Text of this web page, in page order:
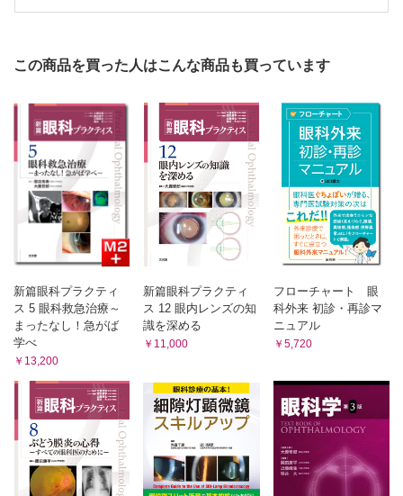
一）
眼瞼裂傷への処置 （鹿嶋友敬）
前房内異物への処置 （宮崎勝徳）
二重穿孔への処置カ （河合憲司）
角膜裂傷への処置 （忍田太紀）
硝子体・網膜異物への処置 （小泉 閑）
駆逐性出血への処置 （櫻井真彦）
5 外傷以外で救急処置が必要な眼疾患
感染性角膜炎 （宇野敏彦）
コンタクトレンズによる障害 （守田裕希子，森重直行，植田喜一）
再発性角膜びらん （内野英輔）
急性前部ぶどう膜炎 （北市伸義）
流行性角結膜炎 （内尾英一）
SQ 急性結膜炎の簡便な診断法について教えてください （内尾英
一）
細菌性眼内炎 （喜多美穂里）
CQ 真菌性眼内炎の特徴を教えてください （喜多美穂里）
CQ 血管新生緑内障の治療を教えてください （髙村佳弘，稲谷
大）
網膜中心動脈閉塞症 （石龍鉄樹）
CQ 網膜中心静脈閉塞症で緊急治療が必要なものはありますか?
（近藤峰生）
網膜下出血 （納富昭司，久冨智朗）
裂孔原性網膜剥離 （井上 真）
眼瞼／外傷性眼瞼下垂 （上笹貫太郎，嘉鳥信忠）
CQ 外傷後の眼瞼形成について，専門医に送る際の注意点を
結膜／結膜異物 （園田 靖）
結膜／結膜裂傷 （片上千加子）
角膜／角膜異物 （笹元威宏，小池 昇）
角膜／角膜裂傷 （渡辺 仁）
角膜／薬物・熱傷による角膜傷害 （外園千恵）
角膜／電気・放射線障害 （森重直行）
CQ LASIK後の角膜外傷について教えてください （戸田郁
子）
SQ 角膜再生治療の現状を教えてください （相馬剛至，西
強膜／強膜破裂 （牛田宏昭）
水晶体／外傷性白内障 （西村栄一）
水晶体／水晶体脱臼 （加治優一，大鹿哲郎）
CQ 外傷性白内障術後の眼内レンズ挿入時期を教えてくださ
ぶどう膜／前房出血 （久冨智朗）
ぶどう膜／外傷性虹彩炎 （澤田智子）
ぶどう 膜／虹彩離断，隅角離開 （久保田敏昭，中室隆子，
横山勝彦）
ぶどう膜／外傷性散瞳 （筑田 眞）
ぶどう膜／虹彩脱出 （筑田 眞）
この商品を買った人はこんな商品も買っています
新篇眼科プラクティ
ス 5 眼科救急治療～
まったなし！急がば
学べ
￥13,200
新篇眼科プラクティ
ス 12 眼内レンズの知
識を深める
￥11,000
フローチャート 眼
科外来 初診・再診マ
ニュアル
￥5,720